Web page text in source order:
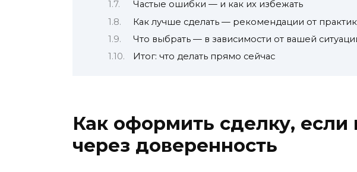
Частые ошибки — и как их избежать
Как лучше сделать — рекомендации от
Что выбрать — в зависимости от вашей
Итог: что делать прямо сейчас
Как оформить сделку, если
через доверенность